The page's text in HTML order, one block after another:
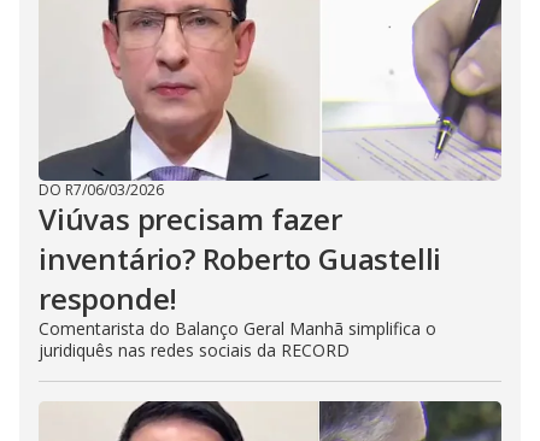
DO R7/06/03/2026
Viúvas precisam fazer
inventário? Roberto Guastelli
responde!
Comentarista do Balanço Geral Manhã simplifica o
juridiquês nas redes sociais da RECORD